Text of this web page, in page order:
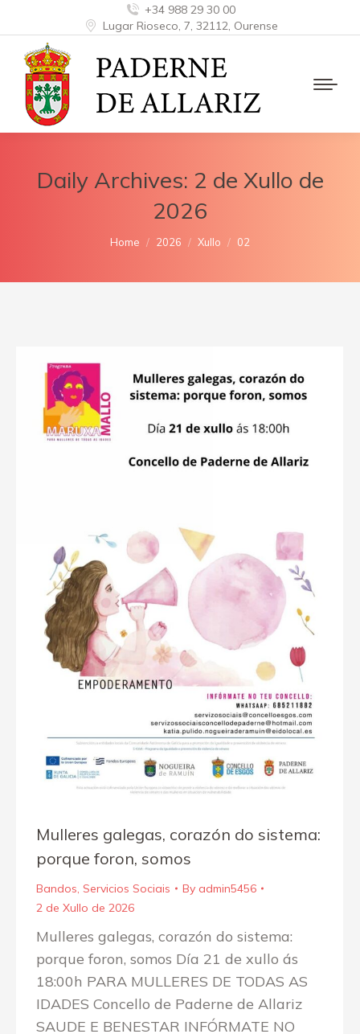
+34 988 29 30 00
Lugar Rioseco, 7, 32112, Ourense
Daily Archives: 2 de Xullo de
2026
You are here:
Home 2026 Xullo 02
Mulleres galegas, corazón do sistema:
porque foron, somos
Bandos, Servicios Sociais By admin5456
2 de Xullo de 2026
Mulleres galegas, corazón do sistema:
porque foron, somos Día 21 de xullo ás
18:00h PARA MULLERES DE TODAS AS
IDADES Concello de Paderne de Allariz
SAUDE E BENESTAR INFÓRMATE NO